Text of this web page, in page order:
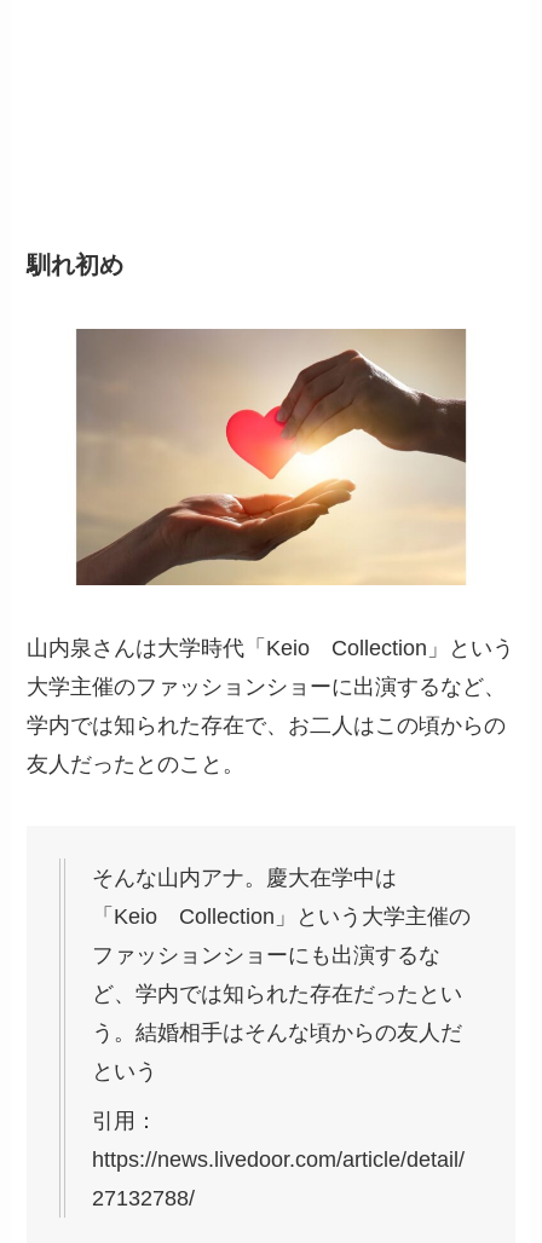
馴れ初め
山内泉さんは大学時代「Keio Collection」という
大学主催のファッションショーに出演するなど、
学内では知られた存在で、お二人はこの頃からの
友人だったとのこと。
そんな山内アナ。慶大在学中は
「Keio Collection」という大学主催の
ファッションショーにも出演するな
ど、学内では知られた存在だったとい
う。結婚相手はそんな頃からの友人だ
という
引用：
https://news.livedoor.com/article/detail/
27132788/